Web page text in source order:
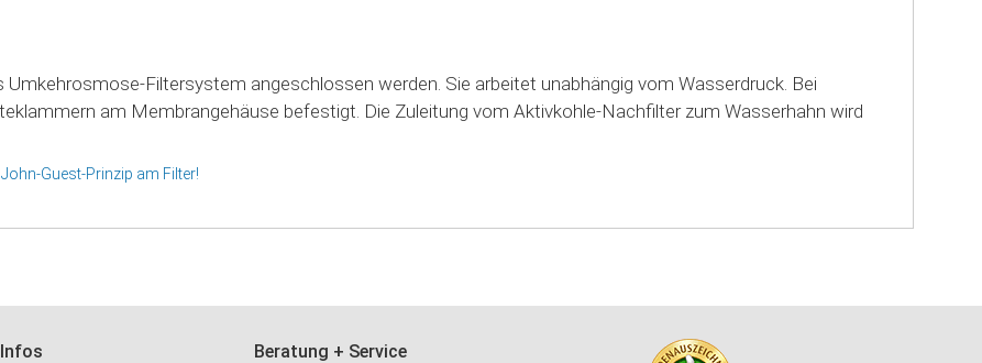
Umkehrosmose-Filtersystem angeschlossen werden. Sie arbeitet unabhängig vom Wasserdruck. Bei
am Membrangehäuse befestigt. Die Zuleitung vom Aktivkohle-Nachfilter zum Wasserhahn wird
Guest-Prinzip am Filter!
Beratung + Service